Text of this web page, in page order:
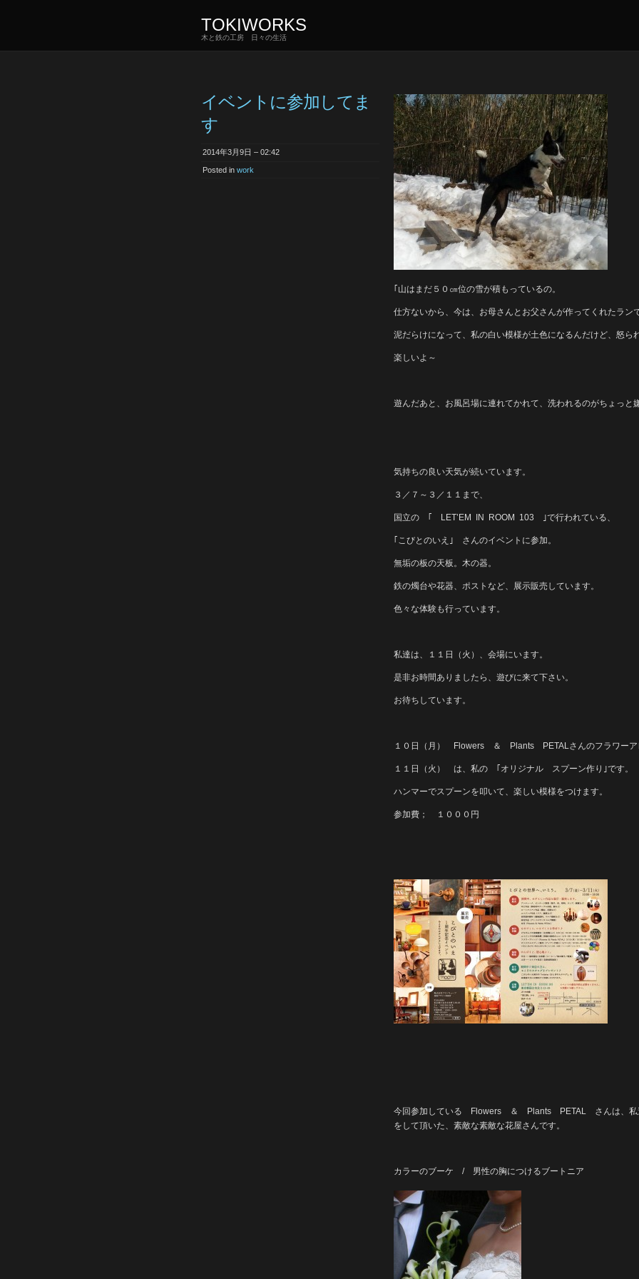
TOKIWORKS
木と鉄の工房 日々の生活
イベントに参加してま
す
2014年3月9日 – 02:42
Posted in work
｢山はまだ５０㎝位の雪が積もっているの。
仕方ないから、今は、お母さんとお父さんが作ってくれたラン
泥だらけになって、私の白い模様が土色になるんだけど、怒ら
楽しいよ～
遊んだあと、お風呂場に連れてかれて、洗われるのがちょっと
気持ちの良い天気が続いています。
３／７～３／１１まで、
国立の ｢ LET’EM IN ROOM 103 ｣で行われている、
｢こびとのいえ｣ さんのイベントに参加。
無垢の板の天板。木の器。
鉄の燭台や花器、ポストなど、展示販売しています。
色々な体験も行っています。
私達は、１１日（火）、会場にいます。
是非お時間ありましたら、遊びに来て下さい。
お待ちしています。
１０日（月） Flowers ＆ Plants PETALさんのフラワーア
１１日（火） は、私の ｢オリジナル スプーン作り｣です。
ハンマーでスプーンを叩いて、楽しい模様をつけます。
参加費； １０００円
今回参加している Flowers ＆ Plants PETAL さんは、私
をして頂いた、素敵な素敵な花屋さんです。
カラーのブーケ / 男性の胸につけるブートニア